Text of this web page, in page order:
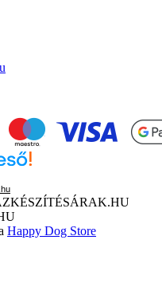
Happy Dog Store